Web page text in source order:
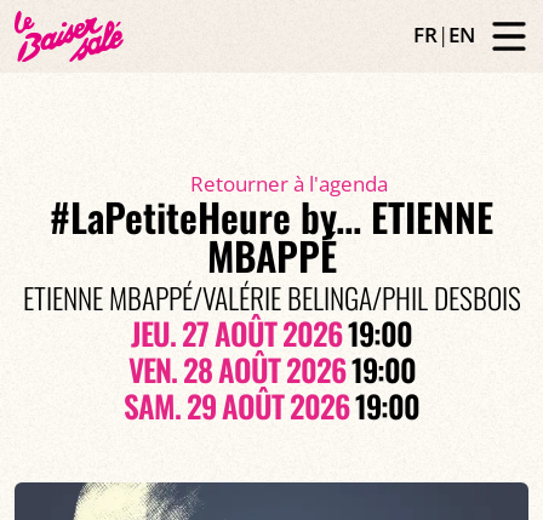
FR|EN
Retourner à l'agenda
#LaPetiteHeure by... ETIENNE
MBAPPÉ
ETIENNE MBAPPÉ/VALÉRIE BELINGA/PHIL DESBOIS
JEU. 27 AOÛT 202619:00
VEN. 28 AOÛT 202619:00
SAM. 29 AOÛT 202619:00